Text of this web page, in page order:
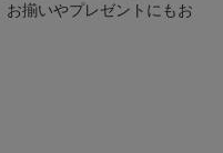
お揃いやプレゼントにもお